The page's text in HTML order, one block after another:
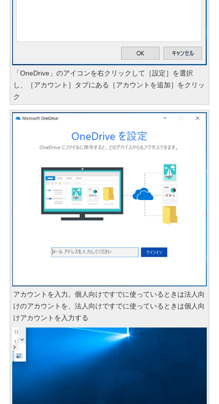
「OneDrive」のアイコンを右クリックして［設定］を選択
し、［アカウント］タブにある［アカウントを追加］をクリッ
ク
アカウントを入力。個人向けですでに使っているときは法人向
けのアカウントを、法人向けですでに使っているときは個人向
けアカウントを入力する